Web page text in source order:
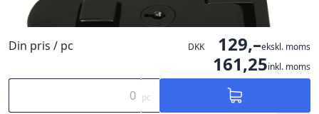
Din pris / pc DKK 129,–ekskl. moms
161,25inkl. moms
pc